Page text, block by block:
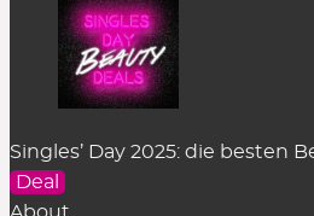
„Strg + v“ bzw. „cmd + v“.
Finger etwas länger auf dem
Kontextmenü erscheint und
kann.
Kostet es etwas, die
Beauty-Shops zu
Singles’ Day 2025: die besten
Deal